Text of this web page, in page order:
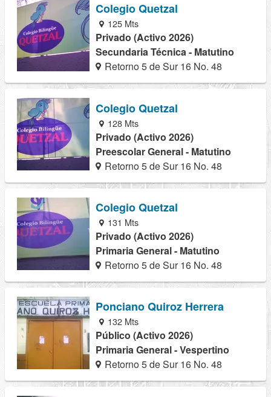
Colegio Quetzal
125 Mts
Privado (Activo 2026)
Secundaria Técnica - Matutino
Retorno 5 de Sur 16 No. 48
Colegio Quetzal
128 Mts
Privado (Activo 2026)
Preescolar General - Matutino
Retorno 5 de Sur 16 No. 48
Colegio Quetzal
131 Mts
Privado (Activo 2026)
Primaria General - Matutino
Retorno 5 de Sur 16 No. 48
Ponciano Quiroz Herrera
132 Mts
Público (Activo 2026)
Primaria General - Vespertino
Retorno 5 de Sur 16 No. 48